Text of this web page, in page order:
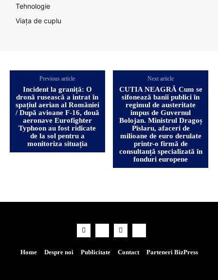
Tehnologie
Viața de cuplu
Previous article
Incident la graniță: O
dronă rusească a intrat în
spațiul aerian al României
/ După avioane F-16, două
aeronave Eurofighter
Typhoon au fost ridicate
de la sol pentru a
monitoriza situația
Next article
CUTIA NEAGRĂ Cum se
sifonează banii publici în
regimul de austeritate
impus de Guvernul
Bolojan. Ministrul Dragoș
Pîslaru, afaceri de
milioane de euro derulate
printr-o firmă de
consultanță specializată în
fonduri europene
Home Despre noi Publicitate Contact Parteneri BizPress